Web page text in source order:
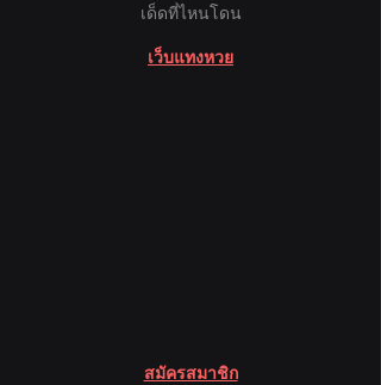
เด็ดที่ไหนโดน
เว็บแทงหวย
สมัครสมาชิก